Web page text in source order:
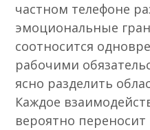
частном телефоне
эмоциональные
соотносится
рабочими
ясно разделить
Каждое
вероятно